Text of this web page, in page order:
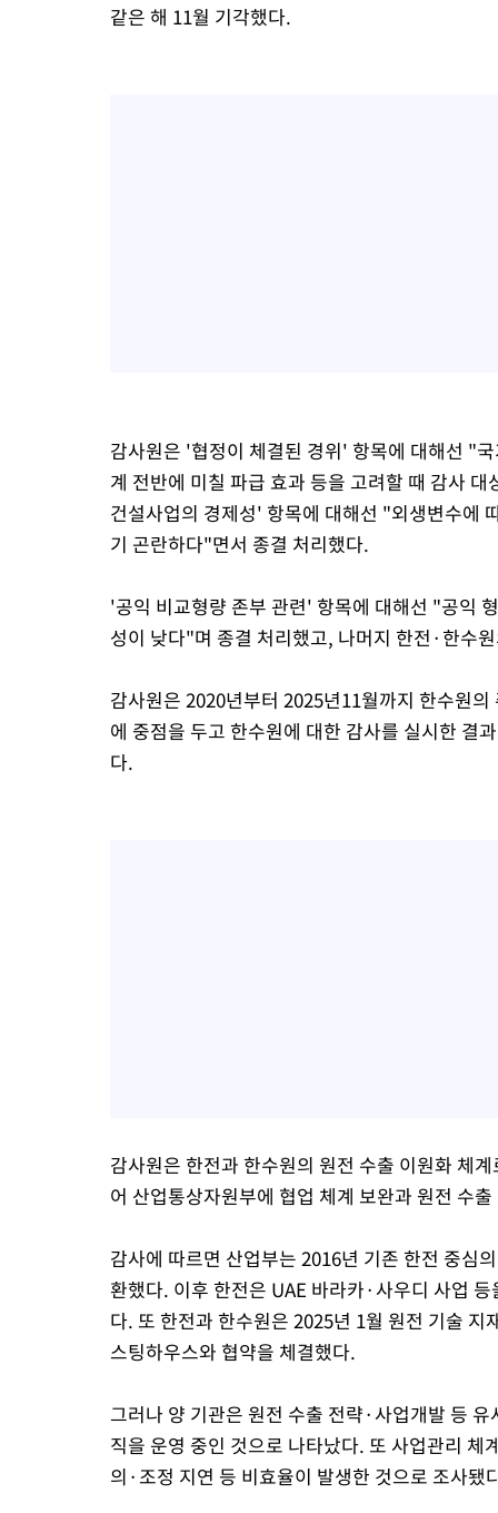
같은 해 11월 기각했다.
감사원은 '협정이 체결된 경위' 항목에 대해선 "
계 전반에 미칠 파급 효과 등을 고려할 때 감사
건설사업의 경제성' 항목에 대해선 "외생변수에
기 곤란하다"면서 종결 처리했다.
'공익 비교형량 존부 관련' 항목에 대해선 "공익
성이 낮다"며 종결 처리했고, 나머지 한전·한수
감사원은 2020년부터 2025년11월까지 한수원
에 중점을 두고 한수원에 대한 감사를 실시한 결
다.
감사원은 한전과 한수원의 원전 수출 이원화 체
어 산업통상자원부에 협업 체계 보완과 원전 수
감사에 따르면 산업부는 2016년 기존 한전 중심
환했다. 이후 한전은 UAE 바라카·사우디 사업
다. 또 한전과 한수원은 2025년 1월 원전 기술
스팅하우스와 협약을 체결했다.
그러나 양 기관은 원전 수출 전략·사업개발 등
직을 운영 중인 것으로 나타났다. 또 사업관리
의·조정 지연 등 비효율이 발생한 것으로 조사됐